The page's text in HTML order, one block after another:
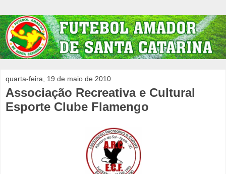
quarta-feira, 19 de maio de 2010
Associação Recreativa e Cultural
Esporte Clube Flamengo